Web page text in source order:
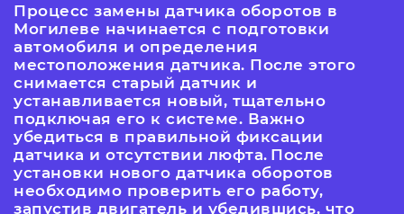
Процесс замены датчика оборотов в
Могилеве начинается с подготовки
автомобиля и определения
местоположения датчика. После этого
снимается старый датчик и
устанавливается новый, тщательно
подключая его к системе. Важно
убедиться в правильной фиксации
датчика и отсутствии люфта. После
установки нового датчика оборотов
необходимо проверить его работу,
запустив двигатель и убедившись, что